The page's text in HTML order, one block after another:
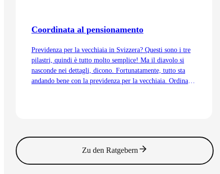
Coordinata al pensionamento
Previdenza per la vecchiaia in Svizzera? Questi sono i tre
pilastri, quindi è tutto molto semplice! Ma il diavolo si
nasconde nei dettagli, dicono. Fortunatamente, tutto sta
andando bene con la previdenza per la vecchiaia. Ordinata
Zu den Ratgebern